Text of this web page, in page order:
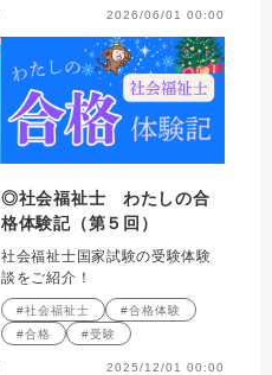
2026/06/01 00:00
◎社会福祉士 わたしの合
格体験記（第５回）
社会福祉士国家試験の受験体験
談をご紹介！
#社会福祉士
#合格体験
#合格
#受験
2025/12/01 00:00